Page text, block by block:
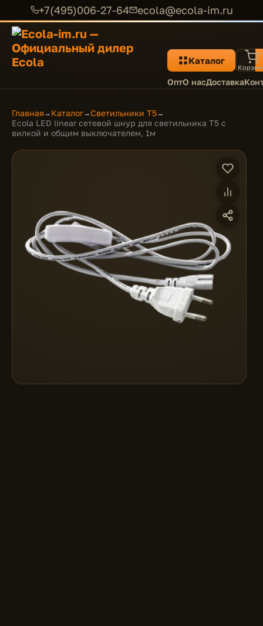
+7(495)006-27-64 ecola@ecola-im.ru
Каталог
ОптО насДоставка
Главная → Каталог→Светильники T5→
Ecola LED linear сетевой шнур для светильника T5 с
вилкой и общим выключателем, 1м